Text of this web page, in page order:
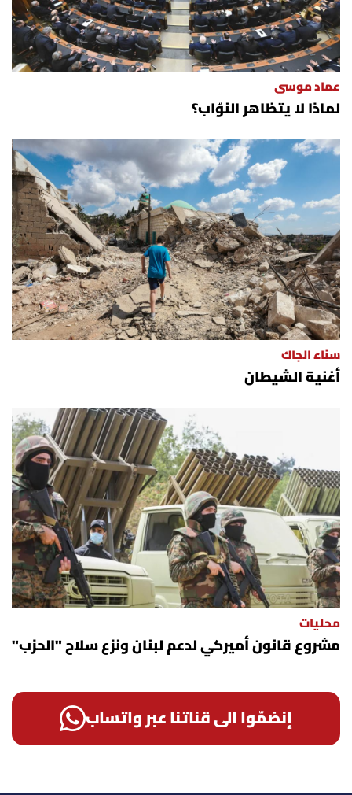
عماد موسى
لماذا لا يتظاهر النوّاب؟
سناء الجاك
أغنية الشيطان
محليات
مشروع قانون أميركي لدعم لبنان ونزع سلاح "الحزب"
إنضمّوا الى قناتنا عبر واتساب